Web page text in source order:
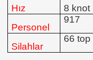
Hız
8 knot
Personel
917
Silahlar
66 top